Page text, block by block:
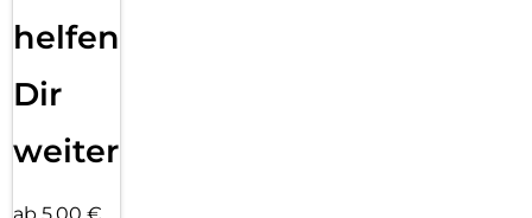
helfen
Dir
weiter
ab 5,00 €